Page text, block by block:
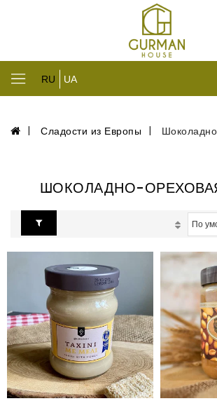
RU UA
Сладости из Европы
ШОКОЛАДНО-